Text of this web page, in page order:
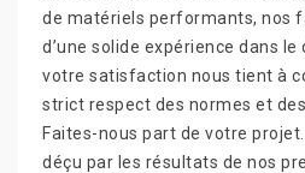
de matériels performants, nos
d’une solide expérience dans le
votre satisfaction nous tient à
strict respect des normes et
Faites-nous part de votre
déçu par les résultats de nos